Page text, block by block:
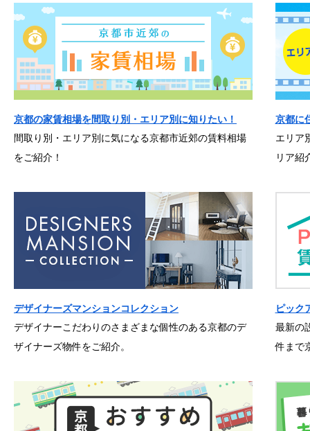
京都の家賃相場を間取り別・エリア別に知りたい！
間取り別・エリア別に気になる京都市近郊の賃料相場
をご紹介！
京都に
エリア
リア紹
デザイナーズマンションコレクション
デザイナーこだわりのさまざまな個性のある京都のデ
ザイナーズ物件をご紹介。
ピック
最新の
件まで